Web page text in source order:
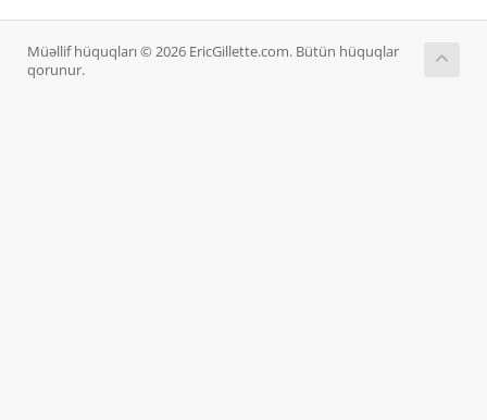
Müəllif hüquqları © 2026 EricGillette.com. Bütün hüquqlar
qorunur.